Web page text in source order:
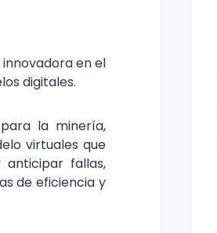
en el
digitales.
la minería,
virtuales que
anticipar fallas,
de eficiencia y